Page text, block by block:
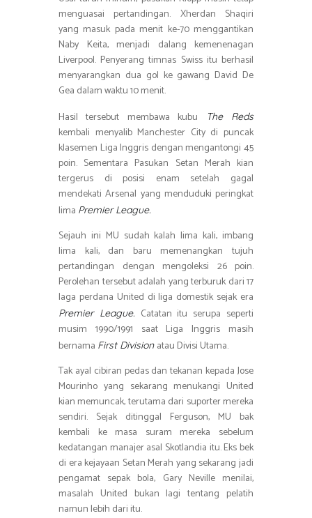
menguasai pertandingan. Xherdan Shaqiri
yang masuk pada menit ke-70 menggantikan
Naby Keita, menjadi dalang kemenenagan
Liverpool. Penyerang timnas Swiss itu berhasil
menyarangkan dua gol ke gawang David De
Gea dalam waktu 10 menit.
Hasil tersebut membawa kubu
The Reds
kembali menyalib Manchester City di puncak
klasemen Liga Inggris dengan mengantongi 45
poin. Sementara Pasukan Setan Merah kian
tergerus di posisi enam setelah gagal
mendekati Arsenal yang menduduki peringkat
lima Premier League.
Sejauh ini MU sudah kalah lima kali, imbang
lima kali, dan baru memenangkan tujuh
pertandingan dengan mengoleksi 26 poin.
Perolehan tersebut adalah yang terburuk dari 17
laga perdana United di liga domestik sejak era
Premier League. Catatan itu serupa seperti
musim 1990/1991 saat Liga Inggris masih
bernama First Division atau Divisi Utama.
Tak ayal cibiran pedas dan tekanan kepada Jose
Mourinho yang sekarang menukangi United
kian memuncak, terutama dari suporter mereka
sendiri. Sejak ditinggal Ferguson, MU bak
kembali ke masa suram mereka sebelum
kedatangan manajer asal Skotlandia itu. Eks bek
di era kejayaan Setan Merah yang sekarang jadi
pengamat sepak bola, Gary Neville menilai,
masalah United bukan lagi tentang pelatih
namun lebih dari itu.